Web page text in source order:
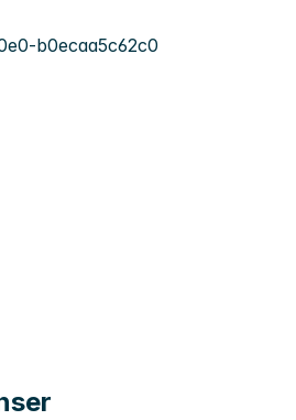
b0ecaa5c62c0